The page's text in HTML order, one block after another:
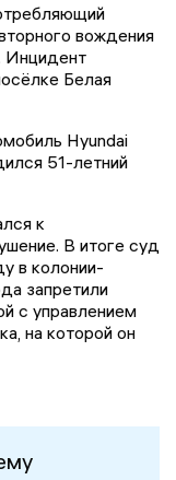
вождения
Инцидент
Белая
Hyundai
51-летний
к
В итоге суд
в колонии-
запретили
с управлением
на которой он